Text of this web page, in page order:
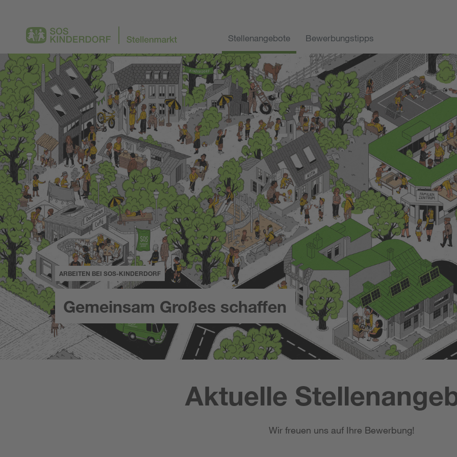
Stellenangebote Bewerbungstipps
ARBEITEN BEI SOS-KINDERDORF
Gemeinsam Großes schaffen
Aktuelle
Wir freuen uns auf Ihre Bewerbung!